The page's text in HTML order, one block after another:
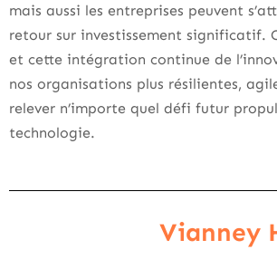
mais aussi les entreprises peuvent
retour sur investissement significatif.
et cette intégration continue de
nos organisations plus résilientes,
relever n’importe quel défi futur
technologie.
Vianney